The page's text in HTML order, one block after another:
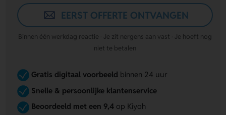
EERST OFFERTE ONTVANGEN
Binnen één werkdag reactie · Je zit nergens aan vast · Je hoeft nog
niet te betalen
Gratis digitaal voorbeeld binnen 24 uur
Snelle & persoonlijke klantenservice
Beoordeeld met een 9,4op Kiyoh